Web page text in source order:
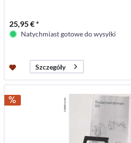
25,95 € *
Natychmiast gotowe do wysyłki
Szczegóły